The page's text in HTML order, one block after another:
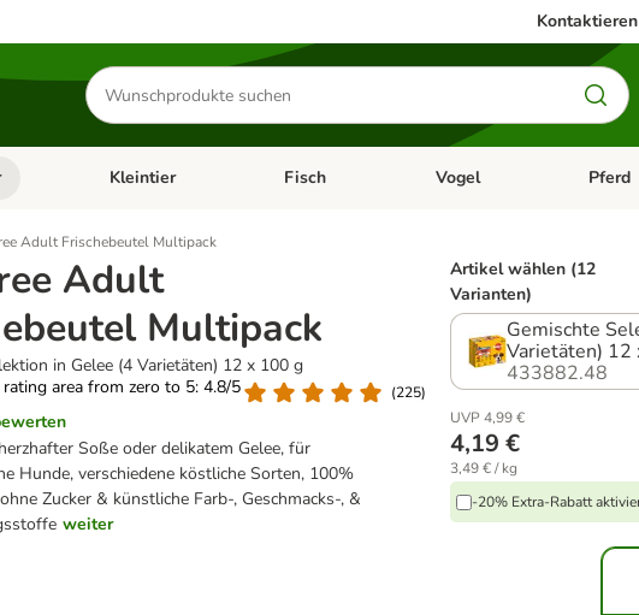
Produkte
suchen
& Zubehör
Kategorie-Menü öffnen: Hundefutter & Zubehör
Kleintier Kategorie-Menü öffnen: Kleintier
Fisch Kategorie-Menü öffnen: Fisch
Vogel Pferd
Adult Frischebeutel Multipack
Adult
Multipack
in Gelee (4 Varietäten) 12 x 100 g
area from zero to 5: 4.8/5
(225)
Soße oder delikatem Gelee, für
Hunde, verschiedene köstliche Sorten, 100%
Zucker & künstliche Farb-, Geschmacks-, &
weiter
Artikel wählen (12
Varianten)
Gemischte
Varietäten) 12
433882.48
UVP 4,99 €
4,19 €
3,49 € / kg
-20% Extra-Rabatt